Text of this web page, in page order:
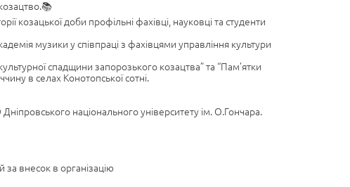
козацької доби профільні фахівці, науковці та студенти
музики у співпраці з фахівцями управління культури
спадщини запорозького козацтва” та “Пам’ятки
в селах Конотопської сотні.
національного університету ім. О.Гончара.
за внесок в організацію